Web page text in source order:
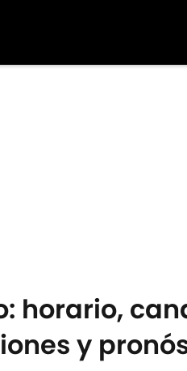
horario,
y